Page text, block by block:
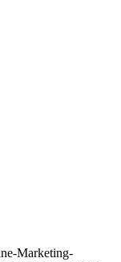
Marketing-